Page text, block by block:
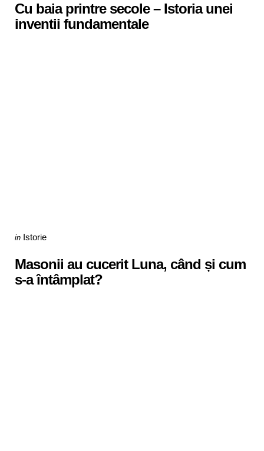
Cu baia printre secole – Istoria unei
inventii fundamentale
Categories
Posted
in Istorie
Masonii au cucerit Luna, când și cum
s-a întâmplat?